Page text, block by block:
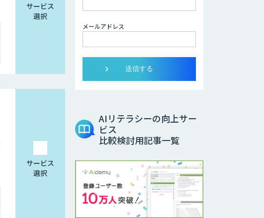
サービス
選択
サービス
選択
メールアドレス
AIリテラシーの向上サー
ビス
比較検討用記事一覧